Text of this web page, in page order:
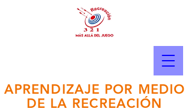
APRENDIZAJE POR MEDIO
DE LA RECREACIÓN